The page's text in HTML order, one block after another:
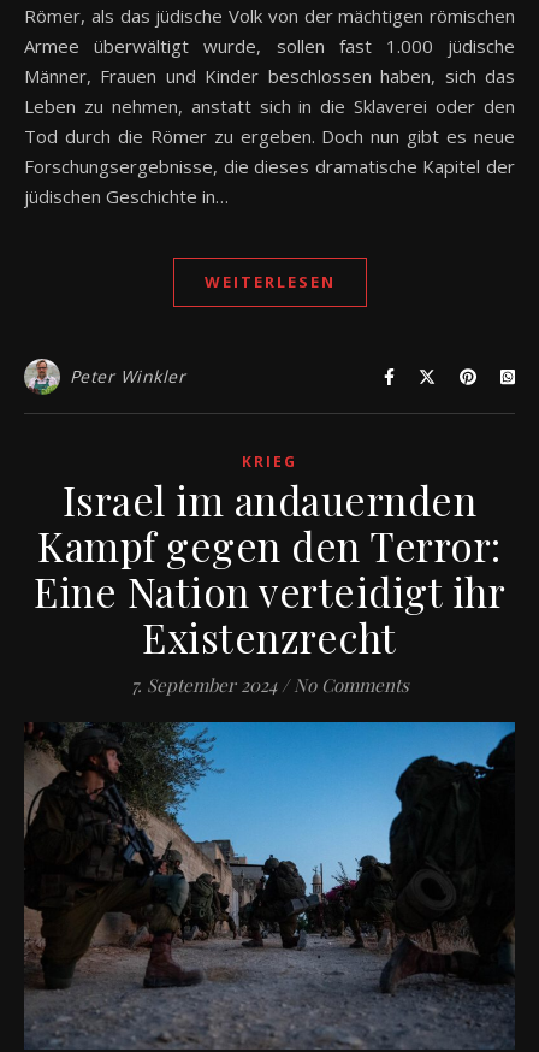
Römer, als das jüdische Volk von der mächtigen römischen
Armee überwältigt wurde, sollen fast 1.000 jüdische
Männer, Frauen und Kinder beschlossen haben, sich das
Leben zu nehmen, anstatt sich in die Sklaverei oder den
Tod durch die Römer zu ergeben. Doch nun gibt es neue
Forschungsergebnisse, die dieses dramatische Kapitel der
jüdischen Geschichte in…
WEITERLESEN
Peter Winkler
KRIEG
Israel im andauernden
Kampf gegen den Terror:
Eine Nation verteidigt ihr
Existenzrecht
7. September 2024 / No Comments